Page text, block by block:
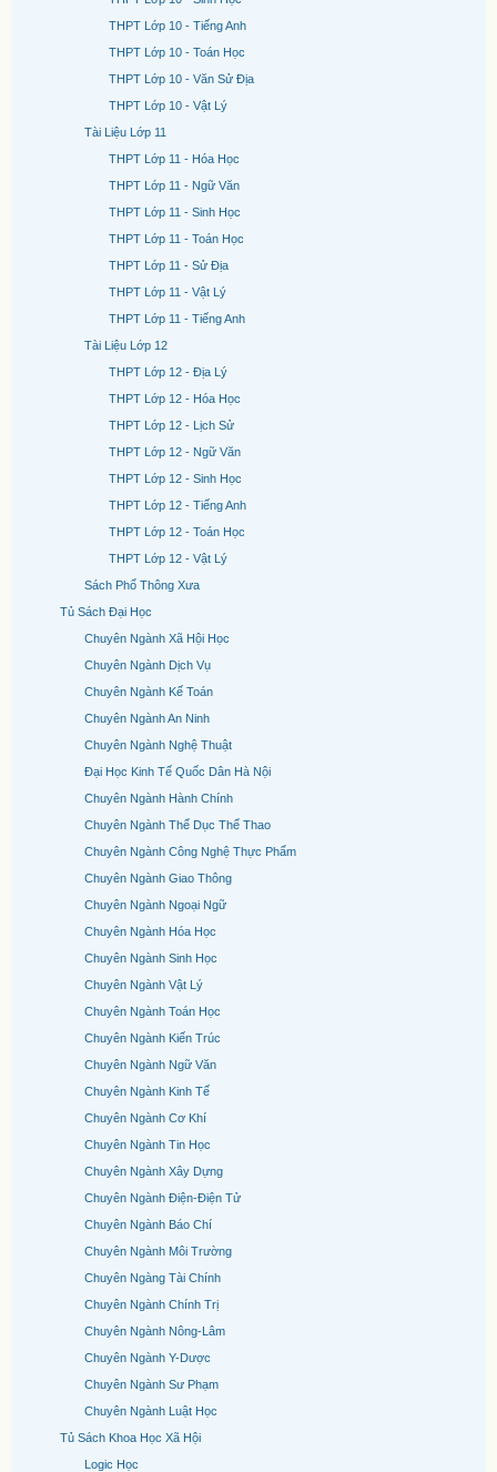
THPT Lớp 10 - Tiếng Anh
THPT Lớp 10 - Toán Học
THPT Lớp 10 - Văn Sử Địa
THPT Lớp 10 - Vật Lý
Tài Liệu Lớp 11
THPT Lớp 11 - Hóa Học
THPT Lớp 11 - Ngữ Văn
THPT Lớp 11 - Sinh Học
THPT Lớp 11 - Toán Học
THPT Lớp 11 - Sử Địa
THPT Lớp 11 - Vật Lý
THPT Lớp 11 - Tiếng Anh
Tài Liệu Lớp 12
THPT Lớp 12 - Địa Lý
THPT Lớp 12 - Hóa Học
THPT Lớp 12 - Lịch Sử
THPT Lớp 12 - Ngữ Văn
THPT Lớp 12 - Sinh Học
THPT Lớp 12 - Tiếng Anh
THPT Lớp 12 - Toán Học
THPT Lớp 12 - Vật Lý
Sách Phổ Thông Xưa
Tủ Sách Đại Học
Chuyên Ngành Xã Hội Học
Chuyên Ngành Dịch Vụ
Chuyên Ngành Kế Toán
Chuyên Ngành An Ninh
Chuyên Ngành Nghệ Thuật
Đại Học Kinh Tế Quốc Dân Hà Nội
Chuyên Ngành Hành Chính
Chuyên Ngành Thể Dục Thể Thao
Chuyên Ngành Công Nghệ Thực Phẩm
Chuyên Ngành Giao Thông
Chuyên Ngành Ngoại Ngữ
Chuyên Ngành Hóa Học
Chuyên Ngành Sinh Học
Chuyên Ngành Vật Lý
Chuyên Ngành Toán Học
Chuyên Ngành Kiến Trúc
Chuyên Ngành Ngữ Văn
Chuyên Ngành Kinh Tế
Chuyên Ngành Cơ Khí
Chuyên Ngành Tin Học
Chuyên Ngành Xây Dựng
Chuyên Ngành Điện-Điện Tử
Chuyên Ngành Báo Chí
Chuyên Ngành Môi Trường
Chuyên Ngàng Tài Chính
Chuyên Ngành Chính Trị
Chuyên Ngành Nông-Lâm
Chuyên Ngành Y-Dược
Chuyên Ngành Sư Phạm
Chuyên Ngành Luật Học
Tủ Sách Khoa Học Xã Hội
Logic Học